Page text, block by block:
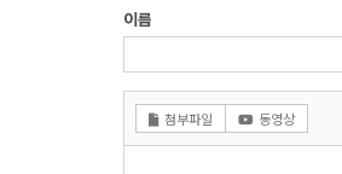
이름
첨부파일 동영상